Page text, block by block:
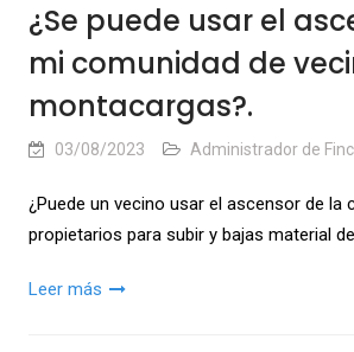
¿Se puede usar el
mi comunidad de
montacargas?.
03/08/2023 Administrador de
¿Puede un vecino usar el ascensor de la
propietarios para subir y bajas material de
Leer más